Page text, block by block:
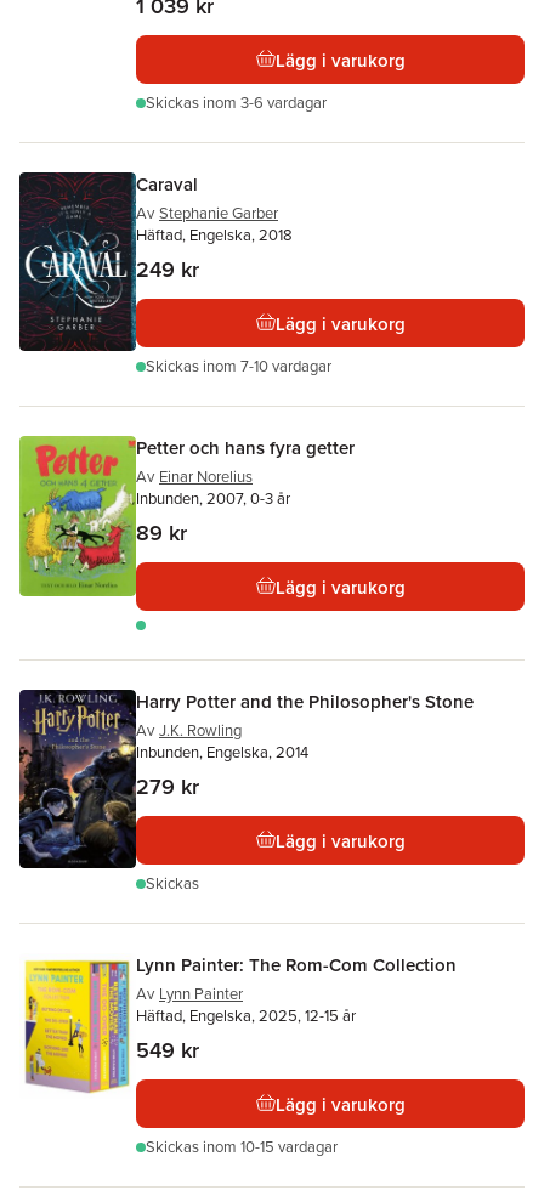
Lägg i varukorg
Skickas inom 3-6 vardagar
Caraval
Av Stephanie Garber
Häftad, Engelska, 2018
249 kr
Lägg i varukorg
Skickas inom 7-10 vardagar
Petter och hans fyra getter
Av Einar Norelius
Inbunden, 2007, 0-3 år
89 kr
Lägg i varukorg
Harry Potter and the Philosopher's Stone
Av J.K. Rowling
Inbunden, Engelska, 2014
279 kr
Lägg i varukorg
Skickas
Lynn Painter: The Rom-Com Collection
Av Lynn Painter
Häftad, Engelska, 2025, 12-15 år
549 kr
Lägg i varukorg
Skickas inom 10-15 vardagar